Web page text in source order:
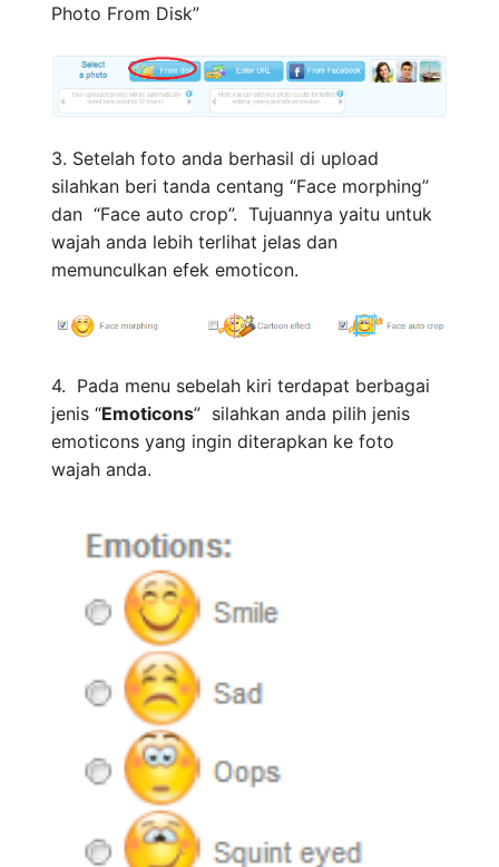
Photo From Disk”
3. Setelah foto anda berhasil di upload
silahkan beri tanda centang “Face morphing”
dan “Face auto crop”. Tujuannya yaitu untuk
wajah anda lebih terlihat jelas dan
memunculkan efek emoticon.
4. Pada menu sebelah kiri terdapat berbagai
jenis “Emoticons” silahkan anda pilih jenis
emoticons yang ingin diterapkan ke foto
wajah anda.